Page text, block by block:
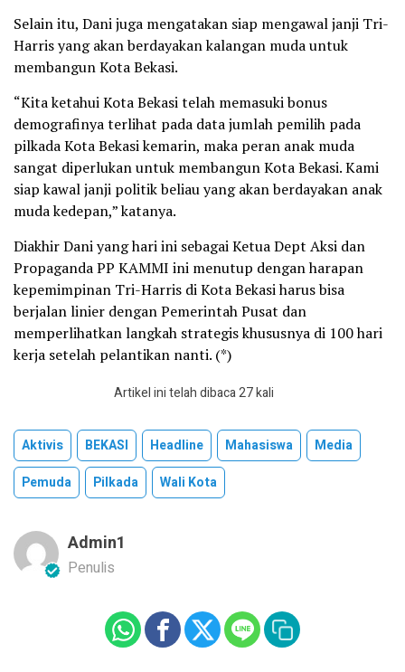
Selain itu, Dani juga mengatakan siap mengawal janji Tri-
Harris yang akan berdayakan kalangan muda untuk
membangun Kota Bekasi.
“Kita ketahui Kota Bekasi telah memasuki bonus
demografinya terlihat pada data jumlah pemilih pada
pilkada Kota Bekasi kemarin, maka peran anak muda
sangat diperlukan untuk membangun Kota Bekasi. Kami
siap kawal janji politik beliau yang akan berdayakan anak
muda kedepan,” katanya.
Diakhir Dani yang hari ini sebagai Ketua Dept Aksi dan
Propaganda PP KAMMI ini menutup dengan harapan
kepemimpinan Tri-Harris di Kota Bekasi harus bisa
berjalan linier dengan Pemerintah Pusat dan
memperlihatkan langkah strategis khususnya di 100 hari
kerja setelah pelantikan nanti. (*)
Artikel ini telah dibaca 27 kali
Aktivis BEKASI Headline Mahasiswa
Media
Pemuda
Pilkada Wali Kota
Admin1
Penulis